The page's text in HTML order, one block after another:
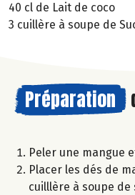
40 cl de Lait de coco
3 cuillère à soupe de
Préparation
Peler une mangue
Placer les dés de
cuilllère à soupe